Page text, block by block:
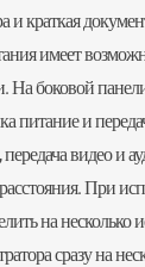
и краткая
имеет
На боковой
питание и
видео и
При
на несколько
сразу на